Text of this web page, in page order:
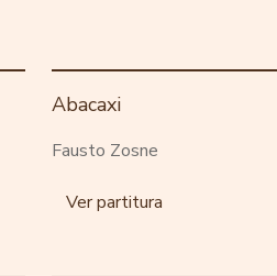
Abacaxi
Fausto Zosne
Ver partitura